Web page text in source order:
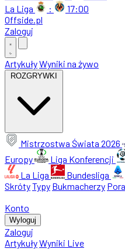
La Liga
:
17:00
Offside.pl
Zaloguj
ArtykułyWyniki na żywo
ROZGRYWKI
Mistrzostwa Świata 2026
Europy
Liga Konferencji
La Liga
Bundesliga
SkrótyTypy Bukmacherzy
Konto
Wyloguj
Zaloguj
ArtykułyWyniki Live